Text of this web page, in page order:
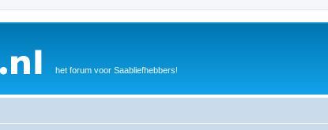
het forum voor Saabliefhebbers!